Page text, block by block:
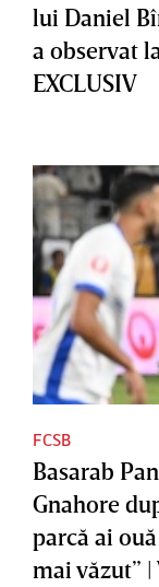
lui Daniel
a observat
EXCLUSIV
FCSB
Basarab
Gnahore
parcă ai
mai văzut” |